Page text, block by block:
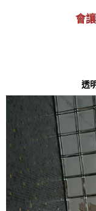
會
透